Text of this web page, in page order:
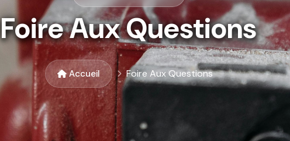
Foire Aux Questions
Accueil Foire Aux Questions